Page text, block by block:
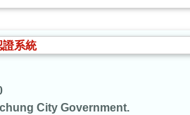
證系統
City Government.